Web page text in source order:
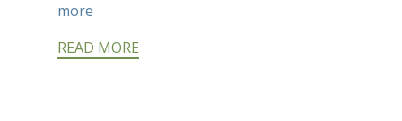
more
READ MORE